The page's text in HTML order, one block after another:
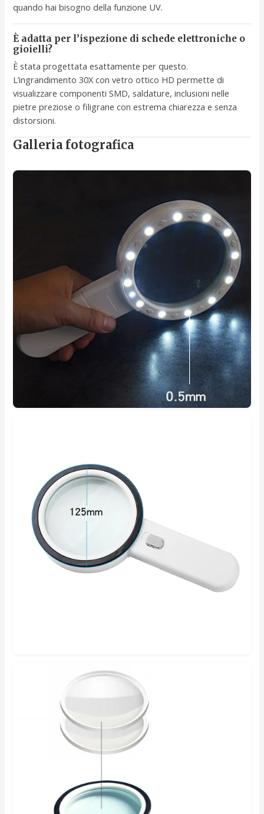
quando hai bisogno della funzione UV.
È adatta per l’ispezione di schede elettroniche o
gioielli?
È stata progettata esattamente per questo.
L’ingrandimento 30X con vetro ottico HD permette di
visualizzare componenti SMD, saldature, inclusioni nelle
pietre preziose o filigrane con estrema chiarezza e senza
distorsioni.
Galleria fotografica